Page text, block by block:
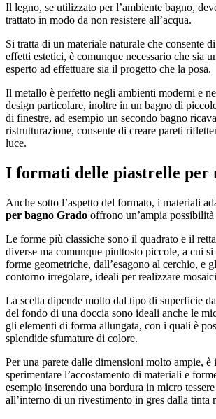
Il legno, se utilizzato per l’ambiente bagno,
trattato in modo da non resistere all’acqua.
Si tratta di un materiale naturale che consente
effetti estetici, è comunque necessario che sia
esperto ad effettuare sia il progetto che la posa.
Il metallo è perfetto negli ambienti moderni e
design particolare, inoltre in un bagno di
di finestre, ad esempio un secondo bagno
ristrutturazione, consente di creare pareti
luce.
I formati delle piastrelle per
Anche sotto l’aspetto del formato, i materiali
per bagno Grado offrono un’ampia possibilità
Le forme più classiche sono il quadrato e il
diverse ma comunque piuttosto piccole, a cui
forme geometriche, dall’esagono al cerchio, e
contorno irregolare, ideali per realizzare
La scelta dipende molto dal tipo di superficie
del fondo di una doccia sono ideali anche le
gli elementi di forma allungata, con i quali è
splendide sfumature di colore.
Per una parete dalle dimensioni molto ampie, è
sperimentare l’accostamento di materiali e
esempio inserendo una bordura in micro
all’interno di un rivestimento in gres dalla tinta